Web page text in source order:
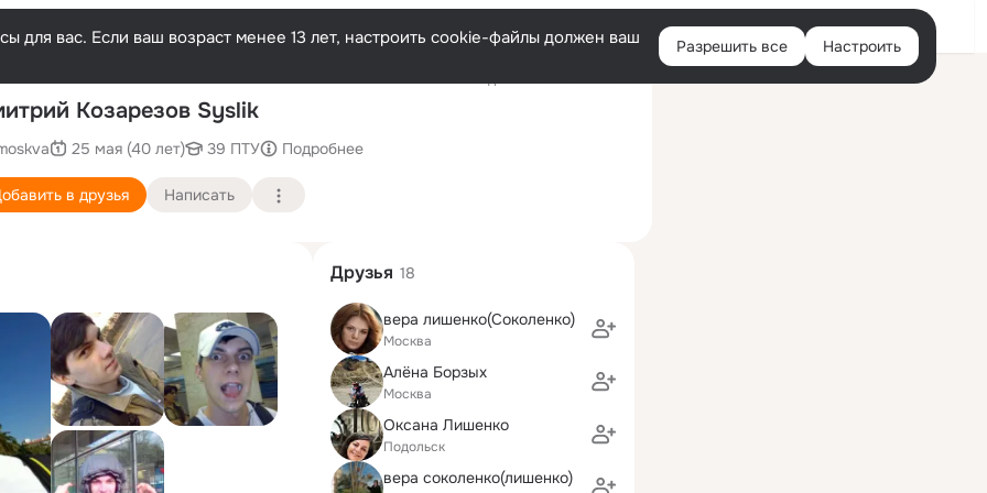
Войти
для вас. Если ваш возраст менее 13 лет, настроить cookie-файлы должен ваш Разрешить все Настроить
Козарезов Syslik
25 мая (40 лет) 39 ПТУ Подробнее
в друзья Написать
Друзья 18
вера лишенко(Соколенко)
Москва
Алёна Борзых
Москва
Оксана Лишенко
Подольск
вера соколенко(лишенко)